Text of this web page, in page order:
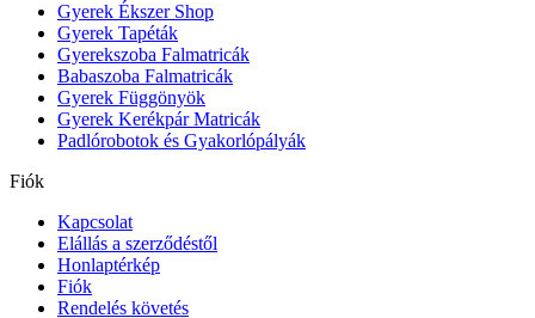
Gyerek Ékszer Shop
Gyerek Tapéták
Gyerekszoba Falmatricák
Babaszoba Falmatricák
Gyerek Függönyök
Gyerek Kerékpár Matricák
Padlórobotok és Gyakorlópályák
Fiók
Kapcsolat
Elállás a szerződéstől
Honlaptérkép
Fiók
Rendelés követés